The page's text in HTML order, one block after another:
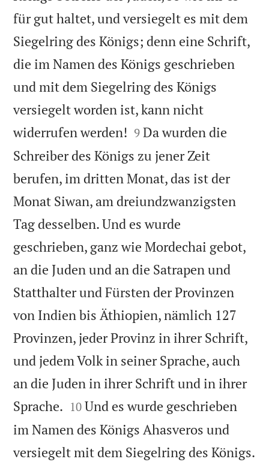
für gut haltet, und versiegelt es mit dem
Siegelring des Königs; denn eine Schrift,
die im Namen des Königs geschrieben
und mit dem Siegelring des Königs
versiegelt worden ist, kann nicht
widerrufen werden! 

9 Da wurden die
Schreiber des Königs zu jener Zeit
berufen, im dritten Monat, das ist der
Monat Siwan, am dreiundzwanzigsten
Tag desselben. Und es wurde
geschrieben, ganz wie Mordechai gebot,
an die Juden und an die Satrapen und
Statthalter und Fürsten der Provinzen
von Indien bis Äthiopien, nämlich 127
Provinzen, jeder Provinz in ihrer Schrift,
und jedem Volk in seiner Sprache, auch
an die Juden in ihrer Schrift und in ihrer
Sprache. 

10 Und es wurde geschrieben
im Namen des Königs Ahasveros und
versiegelt mit dem Siegelring des Königs.